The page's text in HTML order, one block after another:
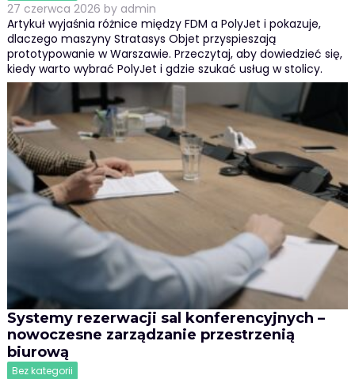
27 czerwca 2026 by admin
Artykuł wyjaśnia różnice między FDM a PolyJet i pokazuje,
dlaczego maszyny Stratasys Objet przyspieszają
prototypowanie w Warszawie. Przeczytaj, aby dowiedzieć się,
kiedy warto wybrać PolyJet i gdzie szukać usług w stolicy.
Systemy rezerwacji sal konferencyjnych –
nowoczesne zarządzanie przestrzenią
biurową
Bez kategorii